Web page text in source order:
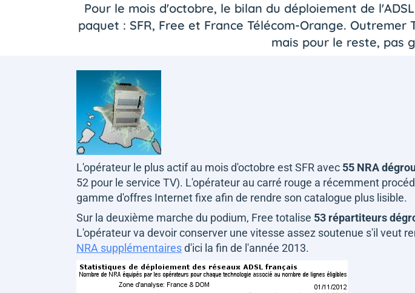
Pour le mois d'octobre, le bilan du déploiement de
paquet : SFR, Free et France Télécom-Orange.
mais pour le reste, pas
L'opérateur le plus actif au mois d'octobre est SFR avec 55 NRA
52 pour le service TV). L'opérateur au carré rouge a récemment
gamme d'offres Internet fixe afin de rendre son catalogue plus lisible.
Sur la deuxième marche du podium, Free totalise 53 répartiteurs
L'opérateur va devoir conserver une vitesse assez soutenue s'il veut
NRA supplémentairesd'ici la fin de l'année 2013.